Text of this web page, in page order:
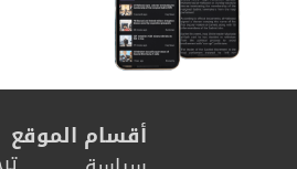
أقسام الموقع